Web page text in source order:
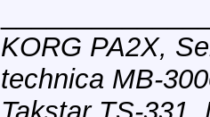
KORG PA2X,
technica MB-